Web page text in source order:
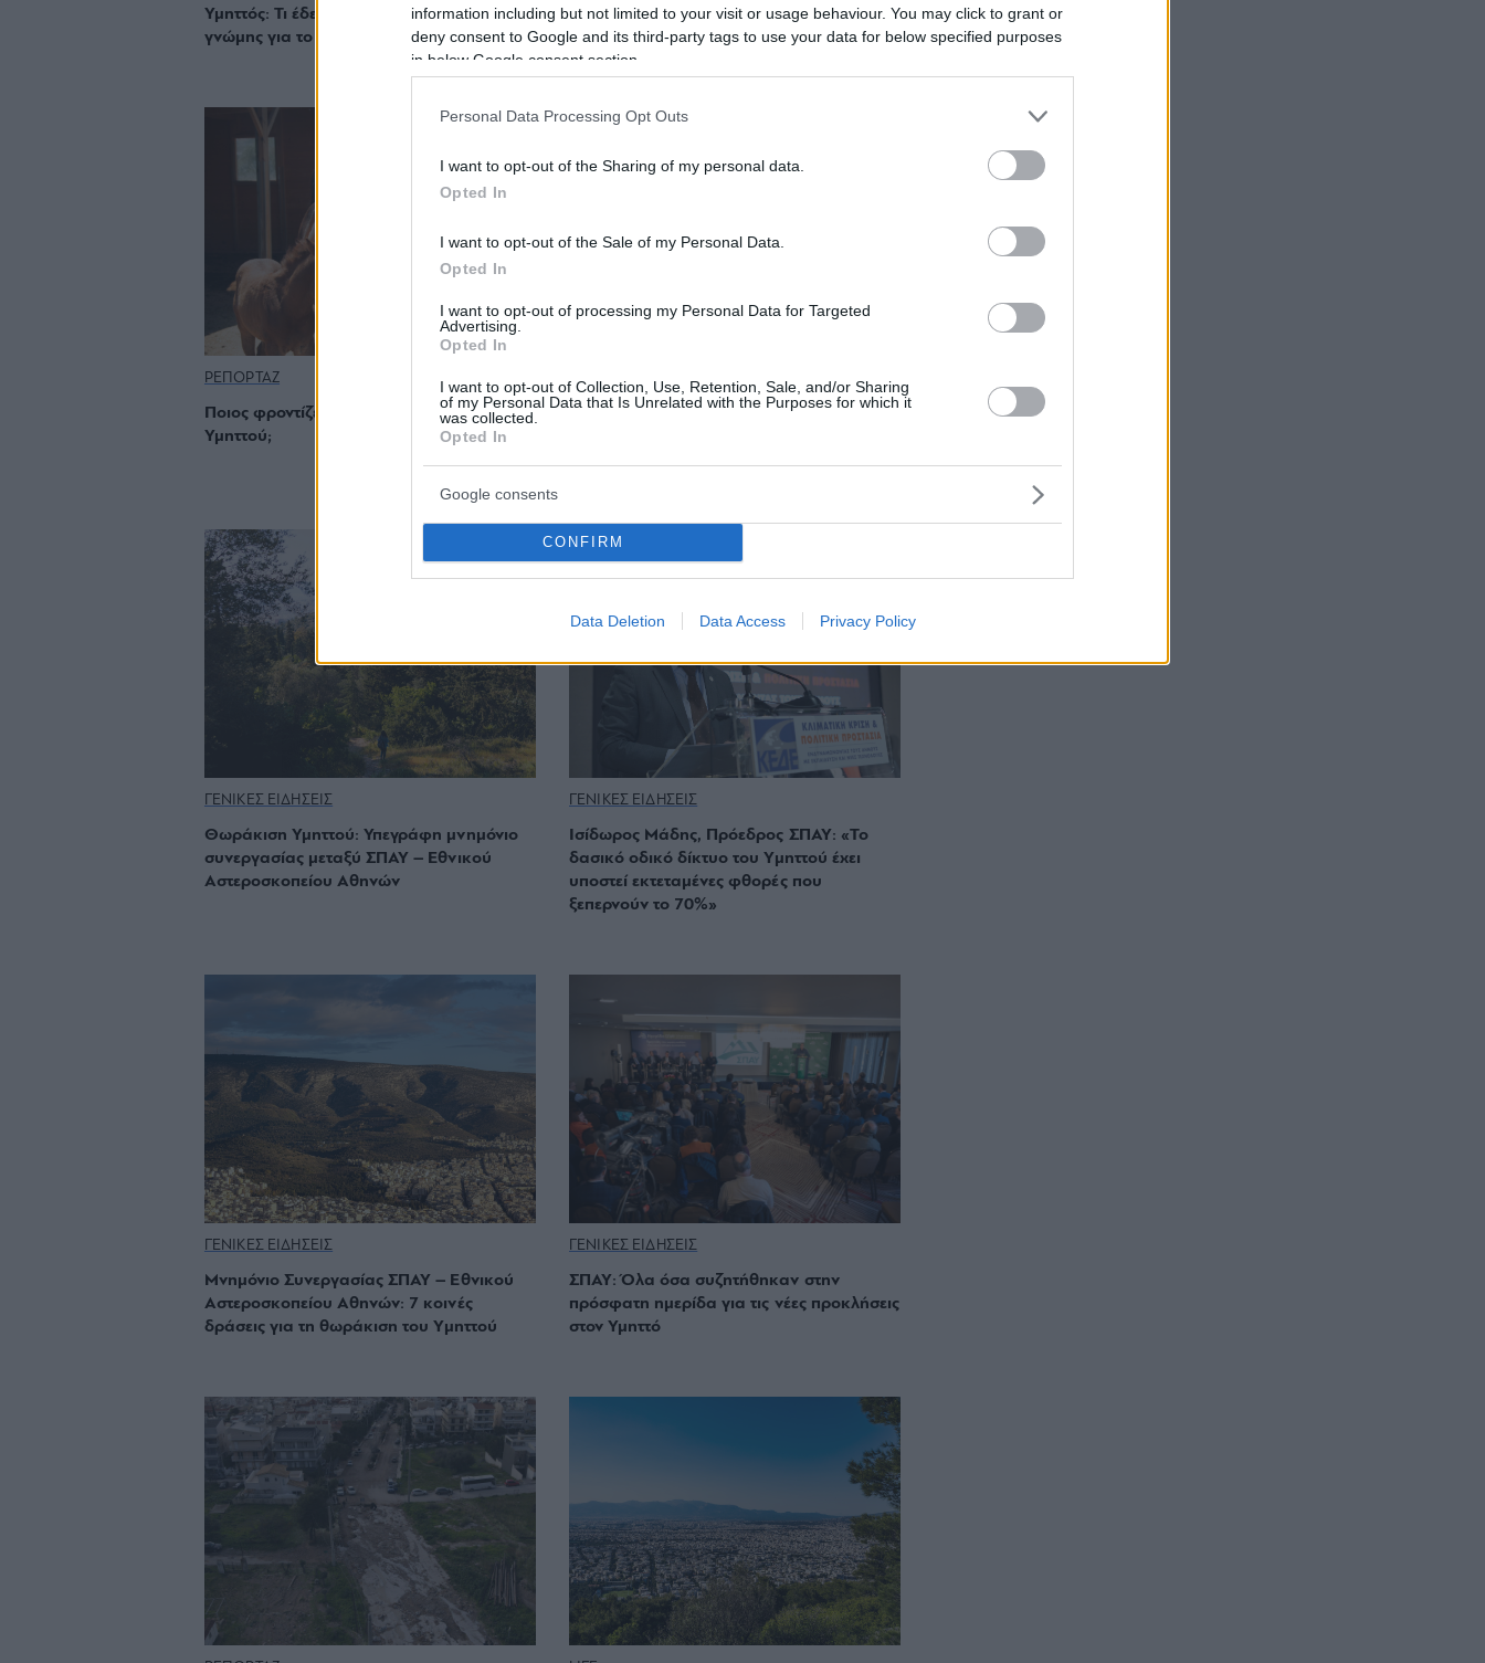
information including but not limited to your visit or usage behaviour. You may click to grant or
deny consent to Google and its third-party tags to use your data for below specified purposes
in below Google consent section.
Personal Data Processing Opt Outs
I want to opt-out of the Sharing of my personal data.
Opted In
I want to opt-out of the Sale of my Personal Data.
Opted In
I want to opt-out of processing my Personal Data for Targeted
Advertising.
Opted In
I want to opt-out of Collection, Use, Retention, Sale, and/or Sharing
of my Personal Data that Is Unrelated with the Purposes for which it
was collected.
Opted In
Google consents
CONFIRM
Data Deletion Data Access Privacy Policy
Υμηττός: Τι έδειξε η μεγάλη έρευνα κοινής
γνώμης για το βουνό – Τι ζητούν οι πολίτες
Τι συμβαίνει με το εκκλησάκι του Προφήτη
Ηλία στην Ηλιούπολη;
ΡΕΠΟΡΤΑΖ
Ποιος φροντίζει τα αδέσποτα άλογα του
Υμηττού;
KIDS
Υμηττός: Οικογενειακή πεζοπορία και
ΓΕΝΙΚΕΣ ΕΙΔΗΣΕΙΣ
Θωράκιση Υμηττού: Υπεγράφη μνημόνιο
συνεργασίας μεταξύ ΣΠΑΥ – Εθνικού
Αστεροσκοπείου Αθηνών
ΓΕΝΙΚΕΣ ΕΙΔΗΣΕΙΣ
Ισίδωρος Μάδης, Πρόεδρος ΣΠΑΥ: «Το
δασικό οδικό δίκτυο του Υμηττού έχει
υποστεί εκτεταμένες φθορές που
ξεπερνούν το 70%»
ΓΕΝΙΚΕΣ ΕΙΔΗΣΕΙΣ
Μνημόνιο Συνεργασίας ΣΠΑΥ – Εθνικού
Αστεροσκοπείου Αθηνών: 7 κοινές
δράσεις για τη θωράκιση του Υμηττού
ΓΕΝΙΚΕΣ ΕΙΔΗΣΕΙΣ
ΣΠΑΥ: Όλα όσα συζητήθηκαν στην
πρόσφατη ημερίδα για τις νέες προκλήσεις
στον Υμηττό